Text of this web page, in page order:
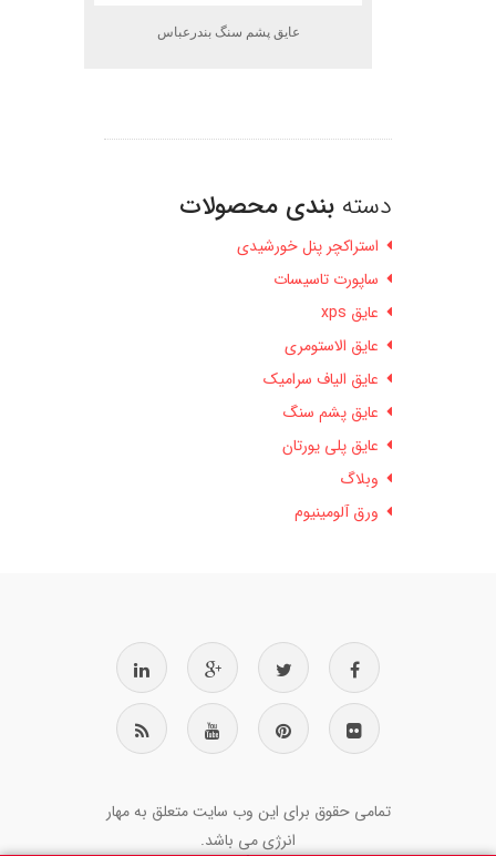
عایق پشم سنگ بندرعباس
دسته بندی محصولات
استراکچر پنل خورشیدی
ساپورت تاسیسات
عایق xps
عایق الاستومری
عایق الیاف سرامیک
عایق پشم سنگ
عایق پلی یورتان
وبلاگ
ورق آلومینیوم
تمامی حقوق برای این وب سایت متعلق به مهار
انرژی می باشد.